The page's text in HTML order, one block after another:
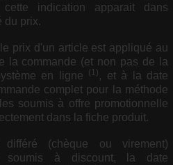
indication apparait dans
du prix.
prix d'un article est appliqué au
la commande (et non pas de la
en ligne
(1) , et à la date
complet pour la méthode
soumis à offre promotionnelle
dans la fiche produit.
(chèque ou virement)
soumis à discount, la date